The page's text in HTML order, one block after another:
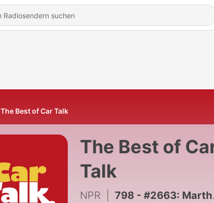
The Best of Car Talk
The Best of
Talk
NPR 798 - #2663: Martha, Martha, Martha!